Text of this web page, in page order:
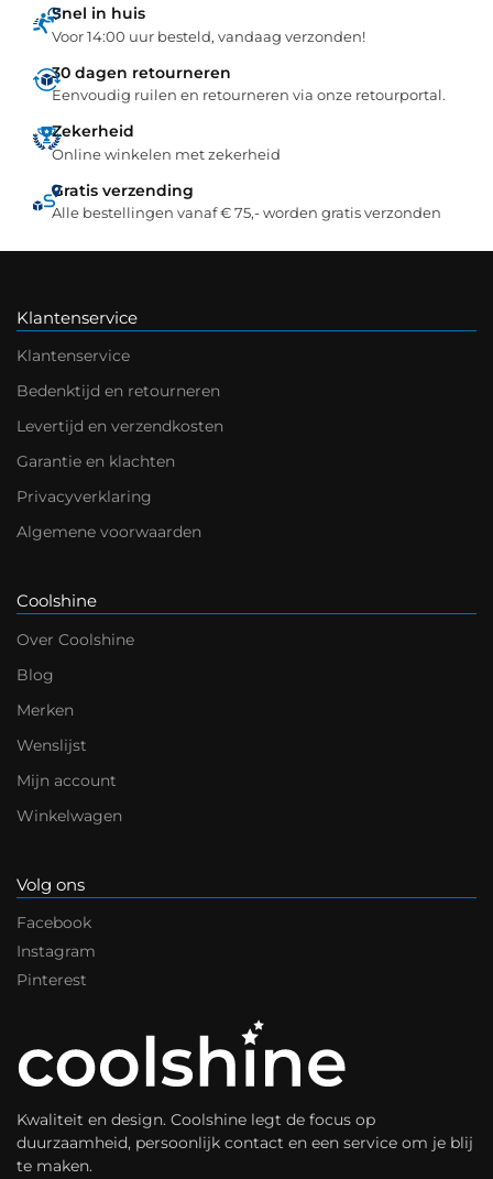
Snel in huis
Voor 14:00 uur besteld, vandaag verzonden!
30 dagen retourneren
Eenvoudig ruilen en retourneren via onze retourportal.
Zekerheid
Online winkelen met zekerheid
Gratis verzending
Alle bestellingen vanaf € 75,- worden gratis verzonden
Klantenservice
Klantenservice
Bedenktijd en retourneren
Levertijd en verzendkosten
Garantie en klachten
Privacyverklaring
Algemene voorwaarden
Coolshine
Over Coolshine
Blog
Merken
Wenslijst
Mijn account
Winkelwagen
Volg ons
Facebook
Instagram
Pinterest
Kwaliteit en design. Coolshine legt de focus op
duurzaamheid, persoonlijk contact en een service om je blij
te maken.